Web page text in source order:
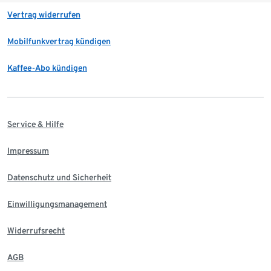
Vertrag widerrufen
Mobilfunkvertrag kündigen
Kaffee-Abo kündigen
Service & Hilfe
Impressum
Datenschutz und Sicherheit
Einwilligungsmanagement
Widerrufsrecht
AGB